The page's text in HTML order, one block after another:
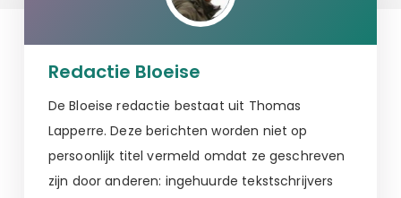
Redactie Bloeise
De Bloeise redactie bestaat uit Thomas
Lapperre. Deze berichten worden niet op
persoonlijk titel vermeld omdat ze geschreven
zijn door anderen: ingehuurde tekstschrijvers